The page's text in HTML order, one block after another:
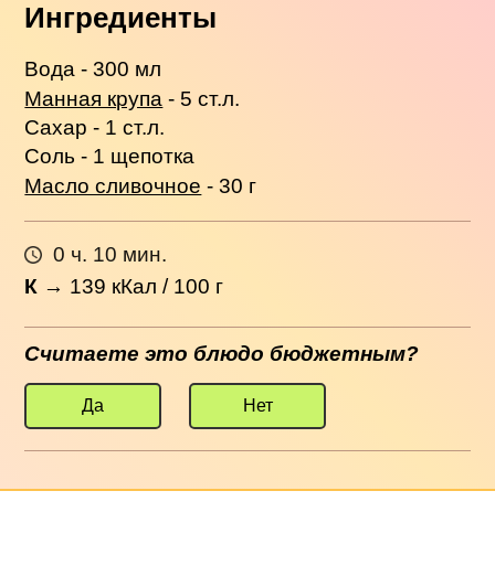
Ингредиенты
Вода - 300 мл
Манная крупа - 5 ст.л.
Сахар - 1 ст.л.
Соль - 1 щепотка
Масло сливочное - 30 г
0 ч. 10 мин.
К → 139 кКал / 100 г
Считаете это блюдо бюджетным?
Да Нет